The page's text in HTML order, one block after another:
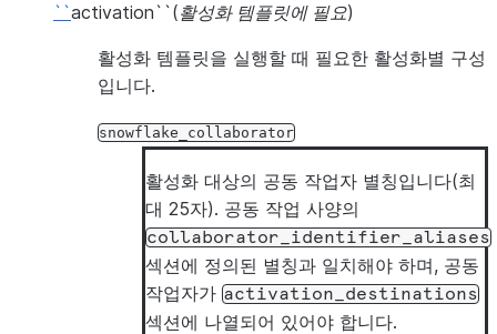
``activation``(활성화 템플릿에 필요)
활성화 템플릿을 실행할 때 필요한 활성화별 구성
입니다.
snowflake_collaborator
활성화 대상의 공동 작업자 별칭입니다(최
대 25자). 공동 작업 사양의
collaborator_identifier_aliases
섹션에 정의된 별칭과 일치해야 하며, 공동
작업자가 activation_destinations
섹션에 나열되어 있어야 합니다.